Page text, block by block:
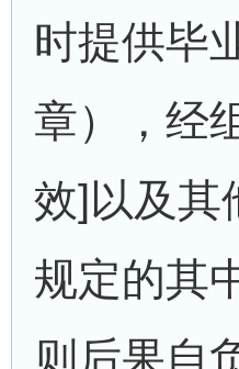
时提供毕
章），经
效]以及其
规定的其
则后果自